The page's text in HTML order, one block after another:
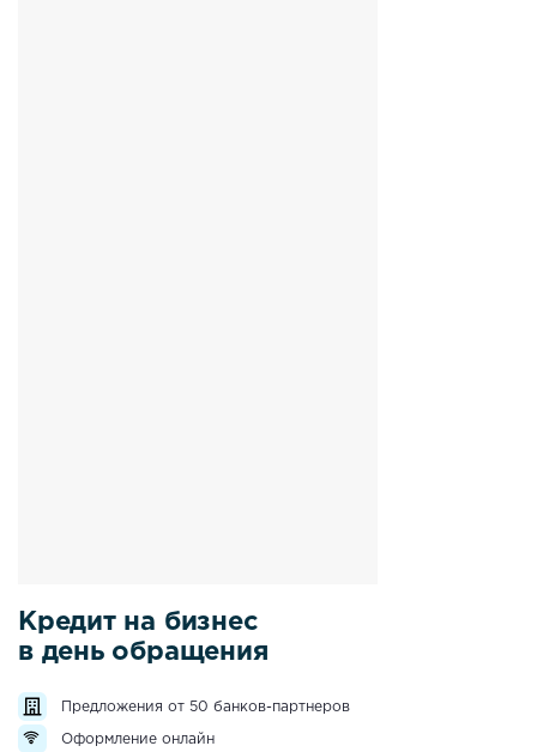
Кредит на бизнес
в день обращения
Предложения от 50 банков-партнеров
Оформление онлайн